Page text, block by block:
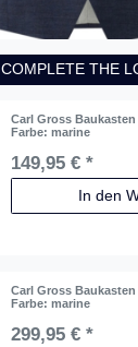
COMPLETE THE
Carl Gross
Farbe: marine
149,95 € *
In den
Carl Gross
Farbe: marine
299,95 € *